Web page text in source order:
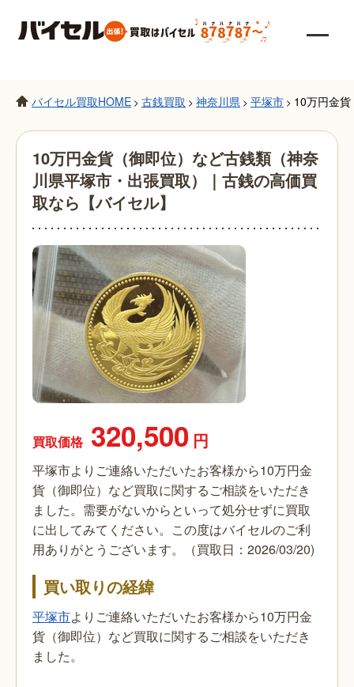
バイセル買取HOME > 古銭買取 > 神奈川県 > 平塚市 > 10万円金
10万円金貨（御即位）など古銭類（神奈
川県平塚市・出張買取）｜古銭の高価買
取なら【バイセル】
買取価格 320,500 円
平塚市よりご連絡いただいたお客様から10万円金
貨（御即位）など買取に関するご相談をいただき
ました。需要がないからといって処分せずに買取
に出してみてください。この度はバイセルのご利
用ありがとうございます。（買取日：2026/03/20)
買い取りの経緯
平塚市よりご連絡いただいたお客様から10万円金
貨（御即位）など買取に関するご相談をいただき
ました。